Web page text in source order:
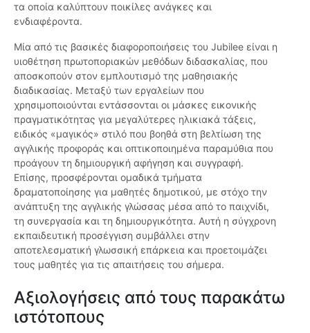
τα οποία καλύπτουν ποικίλες ανάγκες και
ενδιαφέροντα.
Μία από τις βασικές διαφοροποιήσεις του Jubilee είναι η
υιοθέτηση πρωτοποριακών μεθόδων διδασκαλίας, που
αποσκοπούν στον εμπλουτισμό της μαθησιακής
διαδικασίας. Μεταξύ των εργαλείων που
χρησιμοποιούνται εντάσσονται οι μάσκες εικονικής
πραγματικότητας για μεγαλύτερες ηλικιακά τάξεις,
ειδικός «μαγικός» στιλό που βοηθά στη βελτίωση της
αγγλικής προφοράς και οπτικοποιημένα παραμύθια που
προάγουν τη δημιουργική αφήγηση και συγγραφή.
Επίσης, προσφέρονται ομαδικά τμήματα
δραματοποίησης για μαθητές δημοτικού, με στόχο την
ανάπτυξη της αγγλικής γλώσσας μέσα από το παιχνίδι,
τη συνεργασία και τη δημιουργικότητα. Αυτή η σύγχρονη
εκπαιδευτική προσέγγιση συμβάλλει στην
αποτελεσματική γλωσσική επάρκεια και προετοιμάζει
τους μαθητές για τις απαιτήσεις του σήμερα.
Αξιολογήσεις από τους παρακάτω
ιστότοπους